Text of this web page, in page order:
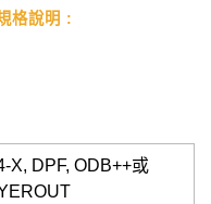
格說明 :
X, DPF, ODB++或